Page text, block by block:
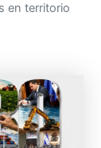
en territorio